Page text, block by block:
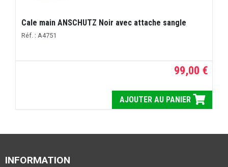
Cale main ANSCHUTZ Noir avec attache sangle
Réf. : A4751
99,00 €
AJOUTER AU PANIER
INFORMATION